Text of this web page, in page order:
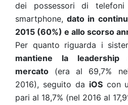
dei possessori di
smartphone,dato in
2015 (60%) e allo scorso
Per quanto riguarda i
mantiene la
mercato (era al 69,7%
2016), seguito da iOScon
pari al 18,7% (nel 2016 al